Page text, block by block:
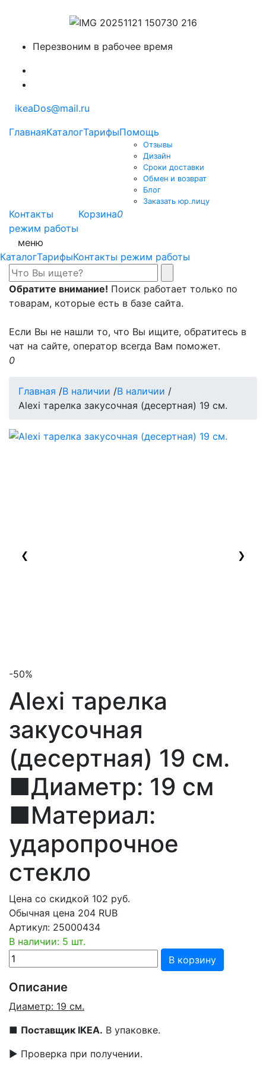
Перезвоним в рабочее время
ikeaDos@mail.ru
ГлавнаяКаталогТарифыПомощь
Отзывы
Дизайн
Сроки доставки
Обмен и возврат
Блог
Заказать юр.лицу
Контакты
режим работы
Корзина0
меню
КаталогТарифыКонтакты режим работы
Обратите внимание! Поиск работает только по
товарам, которые есть в базе сайта.
Если Вы не нашли то, что Вы ищите, обратитесь в
чат на сайте, оператор всегда Вам поможет.
0
Главная /В наличии /В наличии /
Alexi тарелка закусочная (десертная) 19 см.
❮ ❯
-50%
Alexi тарелка
закусочная
(десертная) 19 см.
■Диаметр: 19 см
■Материал:
ударопрочное
стекло
Цена со скидкой 102 руб.
Обычная цена 204 RUB
Артикул: 25000434
В наличии: 5 шт.
В корзину
Описание
Диаметр: 19 см.
■ Поставщик IKEA. В упаковке.
▶ Проверка при получении.